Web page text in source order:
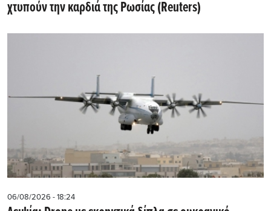
χτυπούν την καρδιά της Ρωσίας (Reuters)
06/08/2026 - 18:24